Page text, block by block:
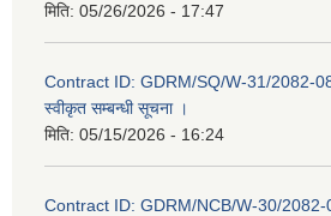
मिति: 05/26/2026 - 17:47
Contract ID: GDRM/SQ/W-31/2082-083
स्वीकृत सम्बन्धी सूचना ।
मिति: 05/15/2026 - 16:24
Contract ID: GDRM/NCB/W-30/2082-